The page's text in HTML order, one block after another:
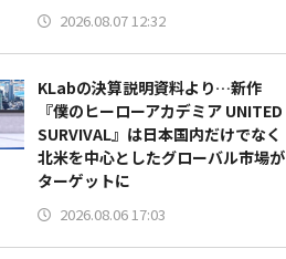
2026.08.07 12:32
KLabの決算説明資料より…新作
『僕のヒーローアカデミア UNITED
SURVIVAL』は日本国内だけでなく
北米を中心としたグローバル市場が
ターゲットに
2026.08.06 17:03